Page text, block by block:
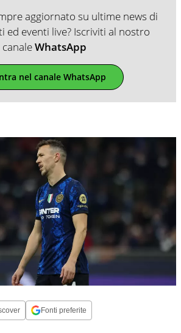
aggiornato su ultime news di
ed eventi live? Iscriviti al nostro
canaleWhatsApp
nel canale WhatsApp
Fonti preferite